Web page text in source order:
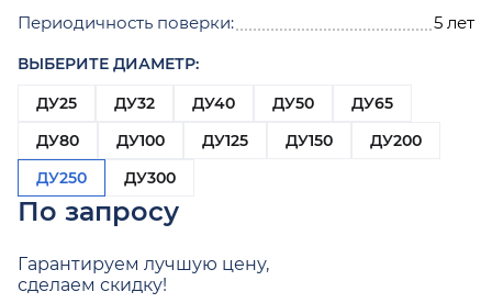
Периодичность поверки:
5 лет
ВЫБЕРИТЕ ДИАМЕТР:
ДУ25
ДУ32 ДУ40 ДУ50
ДУ65
ДУ80
ДУ100 ДУ125 ДУ150
ДУ200
ДУ250
ДУ300
По запросу
Гарантируем лучшую цену,
сделаем скидку!